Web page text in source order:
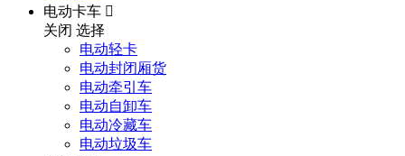
电动卡车 
关闭 选择
电动轻卡
电动封闭厢货
电动牵引车
电动自卸车
电动冷藏车
电动垃圾车